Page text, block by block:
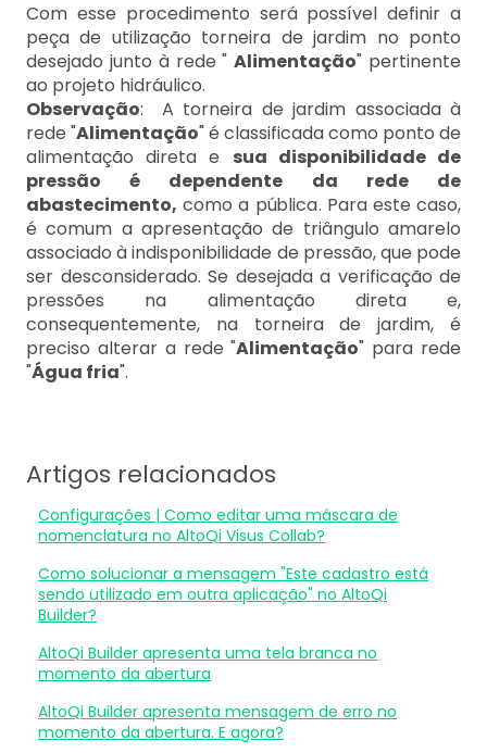
Com esse procedimento será possível definir a
peça de utilização torneira de jardim no ponto
desejado junto à rede "Alimentação" pertinente
ao projeto hidráulico.
Observação: A torneira de jardim associada à
rede "Alimentação" é classificada como ponto de
alimentação direta e sua disponibilidade de
pressão é dependente da rede de
abastecimento, como a pública. Para este caso,
é comum a apresentação de triângulo amarelo
associado à indisponibilidade de pressão, que pode
ser desconsiderado. Se desejada a verificação de
pressões na alimentação direta e,
consequentemente, na torneira de jardim, é
preciso alterar a rede "Alimentação" para rede
"Água fria".
Artigos relacionados
Configurações | Como editar uma máscara de
nomenclatura no AltoQi Visus Collab?
Como solucionar a mensagem "Este cadastro está
sendo utilizado em outra aplicação" no AltoQi
Builder?
AltoQi Builder apresenta uma tela branca no
momento da abertura
AltoQi Builder apresenta mensagem de erro no
momento da abertura. E agora?